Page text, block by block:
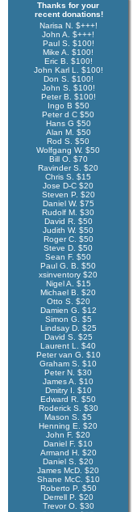
Thanks for your
recent donations!
Narisa N. $+++!
John A. $+++!
Paul S. $100!
Mike A. $100!
Eric B. $100!
John Karl L. $100!
Don S. $100!
John S. $100!
Peter B. $100!
Ingo B $50
Peter d C $50
Hans G $50
Alan M. $50
Rod S. $50
Wolfgang W. $50
Bill O. $70
Ravinder S. $20
Chris S. $15
Jose D-C $20
Steven P. $20
Daniel W. $75
Rudolf M. $30
David R. $50
Judith W. $50
Roger C. $50
Steve D. $50
Sean F. $50
Paul G. B. $50
xsinventory $20
Nigel A. $15
Michael B. $20
Otto S. $20
Damien G. $12
Simon G. $5
Lindsay D. $25
David S. $25
Laurent L. $40
Peter van G. $10
Graham S. $10
Peter N. $30
James A. $10
Dmitry I. $10
Edward R. $50
Roderick S. $30
Mason S. $5
Henning E. $20
John F. $20
Daniel F. $10
Armand H. $20
Daniel S. $20
James McD. $20
Shane McC. $10
Roberto P. $50
Derrell P. $20
Trevor O. $30